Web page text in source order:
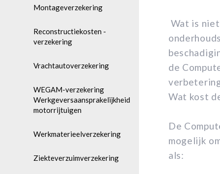
Montageverzekering
Reconstructiekosten -
verzekering
Vrachtautoverzekering
WEGAM-verzekering
Werkgeversaansprakelijkheid
motorrijtuigen
Werkmaterieelverzekering
Ziekteverzuimverzekering
Wat is
de
Wat kost
De
mogelijk
als: